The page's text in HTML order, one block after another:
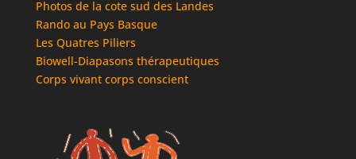
Photos de la cote sud des Landes
Rando au Pays Basque
Les Quatres Piliers
Biowell-Diapasons thérapeutiques
Corps vivant corps conscient